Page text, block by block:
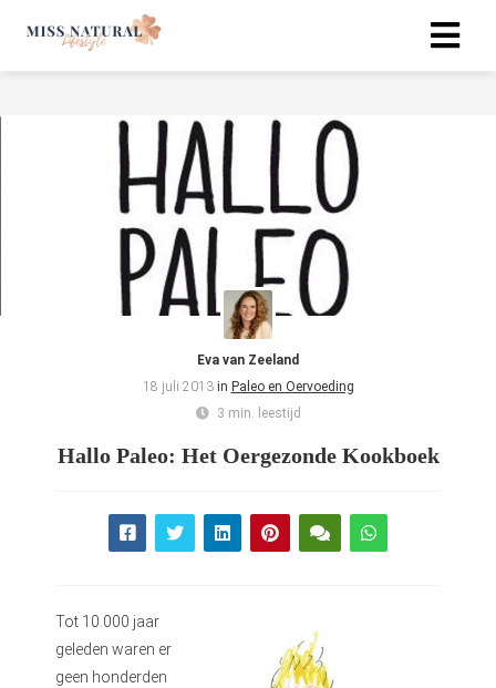
Eva van Zeeland
18 juli 2013 in Paleo en Oervoeding
3 min. leestijd
Hallo Paleo: Het Oergezonde Kookboek
Tot 10.000 jaar
geleden waren er
geen honderden